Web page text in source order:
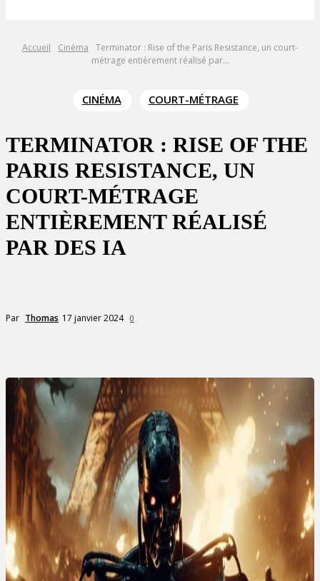
Accueil Cinéma
Terminator : Rise of the Paris Resistance, un court-
métrage entièrement réalisé par...
CINÉMA COURT-MÉTRAGE
TERMINATOR : RISE OF THE
PARIS RESISTANCE, UN
COURT-MÉTRAGE
ENTIÈREMENT RÉALISÉ
PAR DES IA
Par Thomas 17 janvier 2024 0